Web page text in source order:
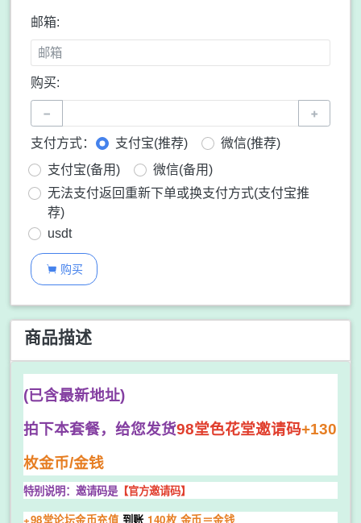
邮箱:
购买:
− +
支付方式： 支付宝(推荐)
微信(推荐)
支付宝(备用)
微信(备用)
无法支付返回重新下单或换支付方式(支付宝推
荐)
usdt
 购买
商品描述
(已含最新地址)
拍下本套餐，给您发货98堂色花堂邀请码+130
枚金币/金钱
特别说明：邀请码是【官方邀请码】
+98堂论坛金币充值 到账 140枚 金币＝金钱